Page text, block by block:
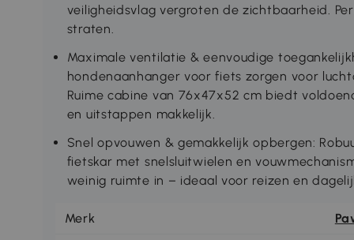
veiligheidsvlag vergroten de zichtbaarheid.
straten.
Maximale ventilatie & eenvoudige
hondenaanhanger voor fiets zorgen voor
Ruime cabine van 76x47x52 cm biedt
en uitstappen makkelijk.
Snel opvouwen & gemakkelijk opbergen:
fietskar met snelsluitwielen en
weinig ruimte in – ideaal voor reizen en
Merk